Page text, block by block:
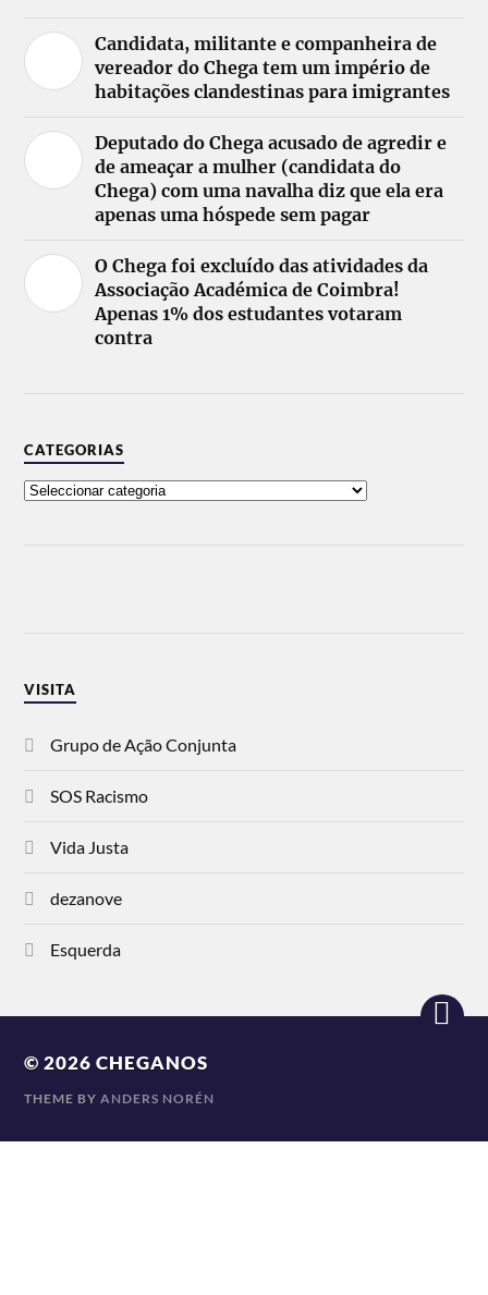
Candidata, militante e companheira de
vereador do Chega tem um império de
habitações clandestinas para imigrantes
Deputado do Chega acusado de agredir e
de ameaçar a mulher (candidata do
Chega) com uma navalha diz que ela era
apenas uma hóspede sem pagar
O Chega foi excluído das atividades da
Associação Académica de Coimbra!
Apenas 1% dos estudantes votaram
contra
CATEGORIAS
VISITA
Grupo de Ação Conjunta
SOS Racismo
Vida Justa
dezanove
Esquerda
© 2026CHEGANOS
THEME BYANDERS NORÉN